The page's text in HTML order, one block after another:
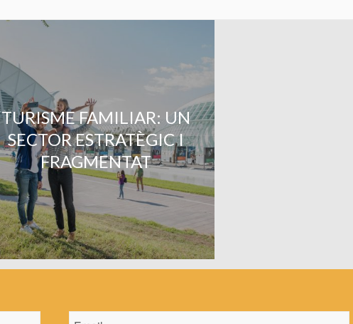
TURISME FAMILIAR: UN
SECTOR ESTRATÈGIC I
FRAGMENTAT